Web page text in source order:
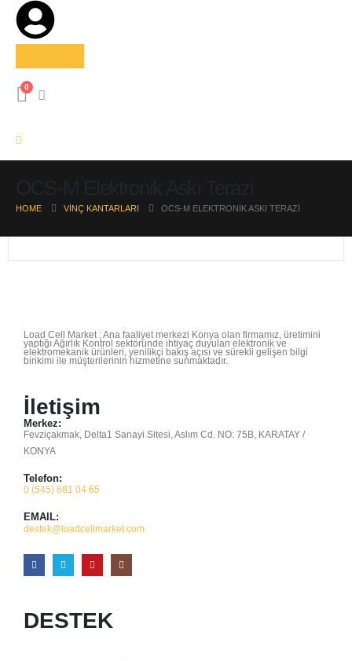
0
HOME VINÇ KANTARLARI OCS-M ELEKTRONIK ASKI TERAZI
Load Cell Market ; Ana faaliyet merkezi Konya olan firmamız, üretimini
yaptığı Ağırlık Kontrol sektöründe ihtiyaç duyulan elektronik ve
elektromekanik ürünleri, yenilikçi bakış açısı ve sürekli gelişen bilgi
birikimi ile müşterilerinin hizmetine sunmaktadır.
İletişim
Merkez:
Fevziçakmak, Delta1 Sanayi Sitesi, Aslım Cd. NO: 75B, KARATAY /
KONYA
Telefon:
0 (545) 681 04 65
EMAIL:
destek@loadcellmarket.com
DESTEK